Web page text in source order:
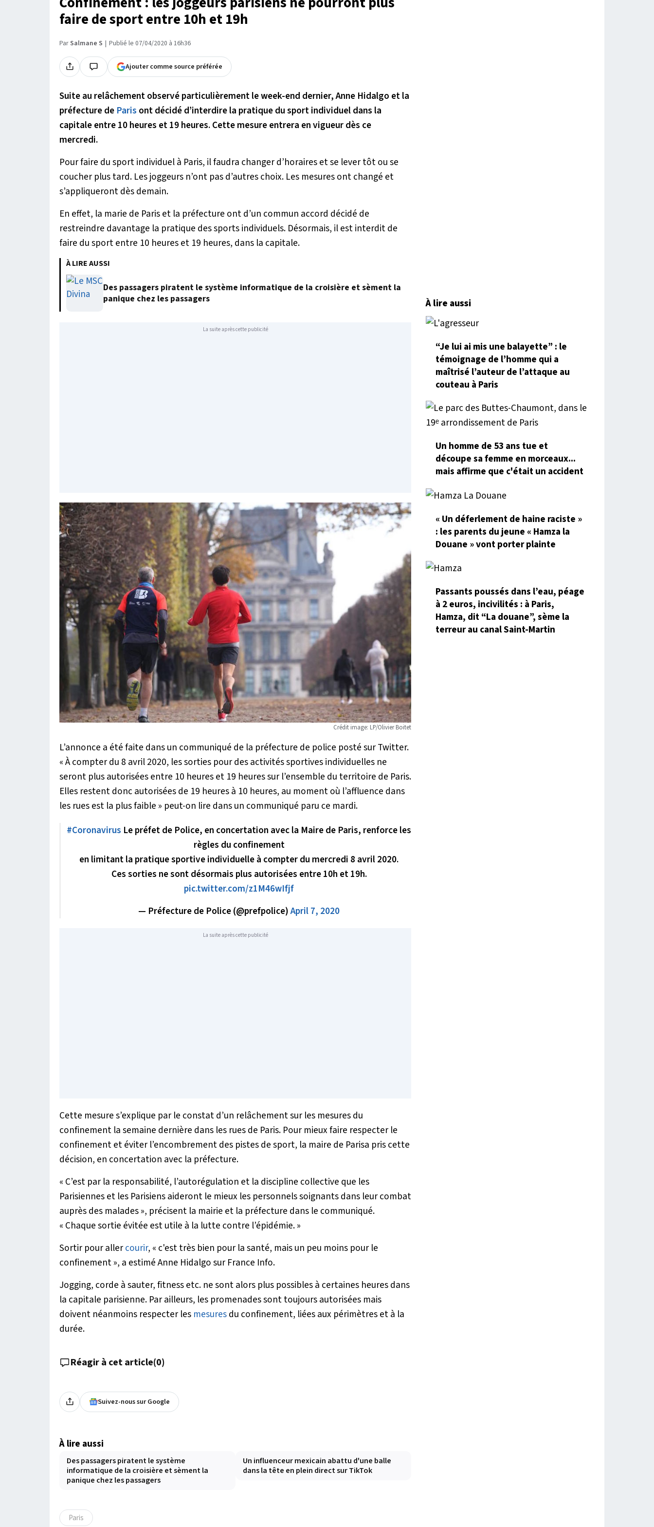
faire de sport entre 10h et 19h
ParSalmane S Publié le 07/04/2020 à 16h36
Ajouter comme source préférée
Suite au relâchement observé particulièrement le week-end dernier, Anne Hidalgo et la
préfecture de Paris ont décidé d’interdire la pratique du sport individuel dans la
capitale entre 10 heures et 19 heures. Cette mesure entrera en vigueur dès ce
mercredi.
Pour faire du sport individuel à Paris, il faudra changer d’horaires et se lever tôt ou se
coucher plus tard. Les joggeurs n’ont pas d’autres choix. Les mesures ont changé et
s’appliqueront dès demain.
En effet, la marie de Paris et la préfecture ont d’un commun accord décidé de
restreindre davantage la pratique des sports individuels. Désormais, il est interdit de
faire du sport entre 10 heures et 19 heures, dans la capitale.
À LIRE AUSSI
Des passagers piratent le système informatique de la croisière et sèment la
panique chez les passagers
La suite après cette publicité
Crédit image: LP/Olivier Boitet
L’annonce a été faite dans un communiqué de la préfecture de police posté sur Twitter.
« À compter du 8 avril 2020, les sorties pour des activités sportives individuelles ne
seront plus autorisées entre 10 heures et 19 heures sur l’ensemble du territoire de Paris.
Elles restent donc autorisées de 19 heures à 10 heures, au moment où l’affluence dans
les rues est la plus faible » peut-on lire dans un communiqué paru ce mardi.
#Coronavirus Le préfet de Police, en concertation avec la Maire de Paris, renforce les
règles du confinement
en limitant la pratique sportive individuelle à compter du mercredi 8 avril 2020.
Ces sorties ne sont désormais plus autorisées entre 10h et 19h.
pic.twitter.com/z1M46wIfjf
— Préfecture de Police (@prefpolice)April 7, 2020
La suite après cette publicité
Cette mesure s’explique par le constat d’un relâchement sur les mesures du
confinement la semaine dernière dans les rues de Paris. Pour mieux faire respecter le
confinement et éviter l’encombrement des pistes de sport, la maire de Parisa pris cette
décision, en concertation avec la préfecture.
« C’est par la responsabilité, l’autorégulation et la discipline collective que les
Parisiennes et les Parisiens aideront le mieux les personnels soignants dans leur combat
auprès des malades », précisent la mairie et la préfecture dans le communiqué.
« Chaque sortie évitée est utile à la lutte contre l’épidémie. »
Sortir pour allercourir, « c'est très bien pour la santé, mais un peu moins pour le
confinement », a estimé Anne Hidalgo sur France Info.
Jogging, corde à sauter, fitness etc. ne sont alors plus possibles à certaines heures dans
la capitale parisienne. Par ailleurs, les promenades sont toujours autorisées mais
doivent néanmoins respecter les mesuresdu confinement, liées aux périmètres et à la
durée.
Réagir à cet article(0)
Suivez-nous sur Google
À lire aussi
Des passagers piratent le système
informatique de la croisière et sèment la
panique chez les passagers
Un influenceur mexicain abattu d'une balle
dans la tête en plein direct sur TikTok
Paris
À lire aussi
“Je lui ai mis une balayette” : le
témoignage de l’homme qui a
maîtrisé l’auteur de l’attaque au
couteau à Paris
Un homme de 53 ans tue et
découpe sa femme en morceaux...
mais affirme que c'était un accident
« Un déferlement de haine raciste »
: les parents du jeune « Hamza la
Douane » vont porter plainte
Passants poussés dans l’eau, péage
à 2 euros, incivilités : à Paris,
Hamza, dit “La douane”, sème la
terreur au canal Saint-Martin